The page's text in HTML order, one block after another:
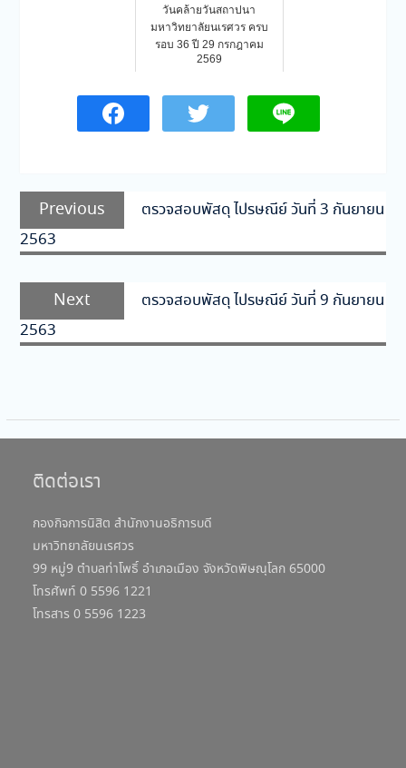
วันคล้ายวันสถาปนา
มหาวิทยาลัยนเรศวร ครบ
รอบ 36 ปี 29 กรกฎาคม
2569
แนะแนว
เรื่อง
Previous
Previous
post:
ตรวจสอบพัสดุ ไปรษณีย์ วันที่ 3 กันยายน
2563
Next
post:
ตรวจสอบพัสดุ ไปรษณีย์ วันที่ 9 กันยายน
2563
ติดต่อเรา
กองกิจการนิสิต สำนักงานอธิการบดี
มหาวิทยาลัยนเรศวร
99 หมู่9 ตำบลท่าโพธิ์ อำเภอเมือง จังหวัดพิษณุโลก 65000
โทรศัพท์ 0 5596 1221
โทรสาร 0 5596 1223